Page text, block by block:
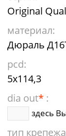
Original
материал:
Дюраль
pcd:
5x114,3
dia out* :
здесь
тип крепежа